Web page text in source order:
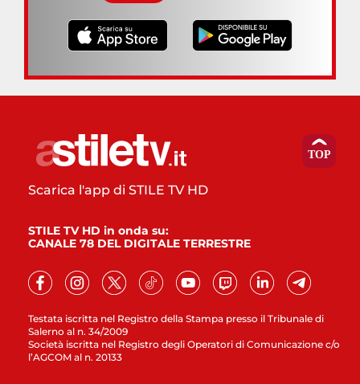
Testata iscritta nel Registro della Stampa presso il Tribunale di
Salerno al n. 34/2009
Società iscritta nel Registro degli Operatori di Comunicazione c/o
l’AGCOM al n. 20133
Scarica l'app di STILE TV HD
STILE TV HD in onda su:
CANALE 78 DEL DIGITALE TERRESTRE